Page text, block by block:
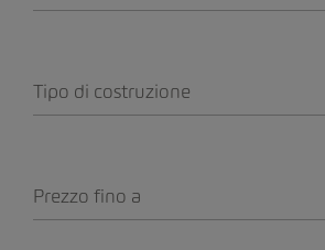
Tipo di costruzione
Prezzo fino a